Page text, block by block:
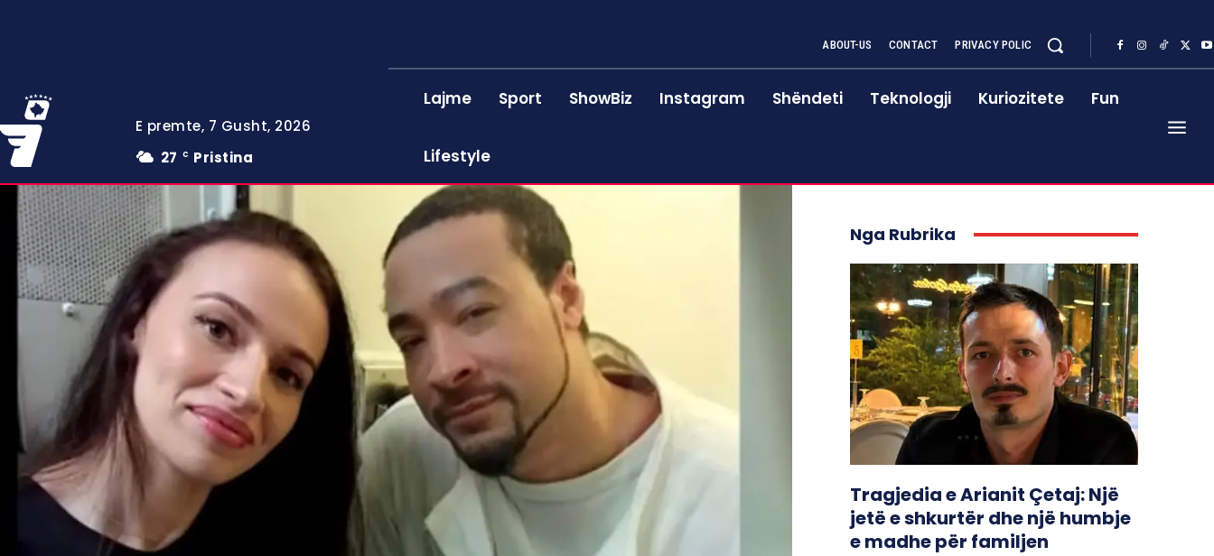
E premte, 7 Gusht, 2026
27
C Pristina
ABOUT-US CONTACT PRIVACY POLIC
Lajme Sport ShowBiz Instagram Shëndeti Teknologji Kuriozitete Fun
Lifestyle
Nga Rubrika
Tragjedia e Arianit Çetaj: Një
jetë e shkurtër dhe një humbje
e madhe për familjen